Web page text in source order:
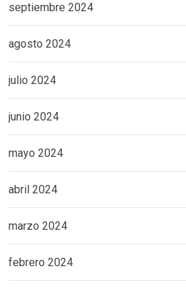
septiembre 2024
agosto 2024
julio 2024
junio 2024
mayo 2024
abril 2024
marzo 2024
febrero 2024